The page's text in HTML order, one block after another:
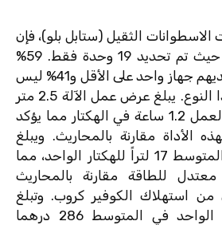
الاسطوانات الثقيل (ستابل بلو)، فإن
عددها محدود نسبياً حيث تم تحديد 19 وحدة فقط. 59%
من مقدمي الخدمة لديهم جهاز واحد على الأقل و41% ليس
لديهم أي أداة من هذا النوع. يبلغ عرض عمل الآلة 2.5 متر
في المتوسط ​​ووقت العمل 1.2 ساعة في الهكتار مما يؤكد
الأداة مقارنة بالمحاريث. ويبلغ
استهلاك الديزل في المتوسط ​​17 لتراً للهكتار الواحد، مما
للطاقة مقارنة بالمحاريث
من استهلاك الكوفير كروب. وتبلغ
تكلفة خدمة الهكتار الواحد في المتوسط ​​286 درهما